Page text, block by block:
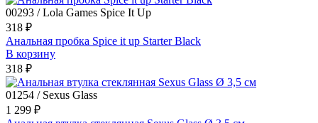
00293 / Lola Games Spice It Up
318 ₽
Анальная пробка Spice it up Starter Black
В корзину
318 ₽
01254 / Sexus Glass
1 299 ₽